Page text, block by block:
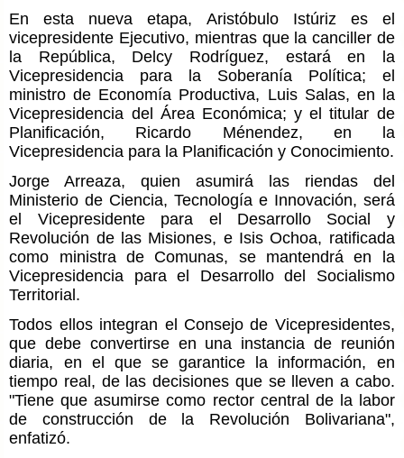
En esta nueva etapa, Aristóbulo Istúriz es el
vicepresidente Ejecutivo, mientras que la canciller de
la República, Delcy Rodríguez, estará en la
Vicepresidencia para la Soberanía Política; el
ministro de Economía Productiva, Luis Salas, en la
Vicepresidencia del Área Económica; y el titular de
Planificación, Ricardo Ménendez, en la
Vicepresidencia para la Planificación y Conocimiento.
Jorge Arreaza, quien asumirá las riendas del
Ministerio de Ciencia, Tecnología e Innovación, será
el Vicepresidente para el Desarrollo Social y
Revolución de las Misiones, e Isis Ochoa, ratificada
como ministra de Comunas, se mantendrá en la
Vicepresidencia para el Desarrollo del Socialismo
Territorial.
Todos ellos integran el Consejo de Vicepresidentes,
que debe convertirse en una instancia de reunión
diaria, en el que se garantice la información, en
tiempo real, de las decisiones que se lleven a cabo.
"Tiene que asumirse como rector central de la labor
de construcción de la Revolución Bolivariana",
enfatizó.